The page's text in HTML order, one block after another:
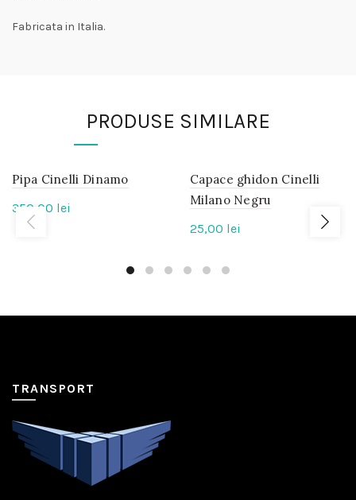
Fabricata in Italia.
PRODUSE SIMILARE
IN
STOC
Pipa Cinelli Dinamo
350,00 lei
IN
STOC
Capace ghidon Cinelli
Milano Negru
25,00 lei
TRANSPORT